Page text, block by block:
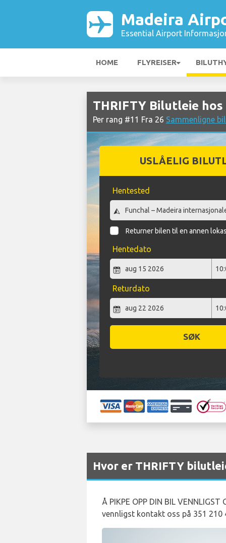
Madeira
Essential Airport
HOME FLYREISER
THRIFTY Bilutleie
Per rang #11 Fra 26 Sammenligne
USLÅELIG
Hentested
Returner bilen til en annen
Hentedato
Returdato
SØK
Hvor er THRIFTY
Å PIKPE OPP DIN BIL
vennligst kontakt oss på 351 210